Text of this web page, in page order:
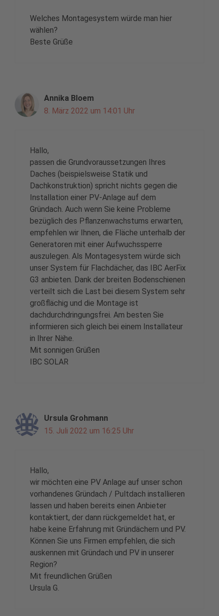
Welches Montagesystem würde man hier
wählen?
Beste Grüße
Annika Bloem
8. März 2022 um 14:01 Uhr
Hallo,
passen die Grundvoraussetzungen Ihres
Daches (beispielsweise Statik und
Dachkonstruktion) spricht nichts gegen die
Installation einer PV-Anlage auf dem
Gründach. Auch wenn Sie keine Probleme
bezüglich des Pflanzenwachstums erwarten,
empfehlen wir Ihnen, die Fläche unterhalb der
Generatoren mit einer Aufwuchssperre
auszulegen. Als Montagesystem würde sich
unser System für Flachdächer, das IBC AerFix
G3 anbieten. Dank der breiten Bodenschienen
verteilt sich die Last bei diesem System sehr
großflächig und die Montage ist
dachdurchdringungsfrei. Am besten Sie
informieren sich gleich bei einem Installateur
in Ihrer Nähe.
Mit sonnigen Grüßen
IBC SOLAR
Ursula Grohmann
15. Juli 2022 um 16:25 Uhr
Hallo,
wir möchten eine PV Anlage auf unser schon
vorhandenes Gründach / Pultdach installieren
lassen und haben bereits einen Anbieter
kontaktiert, der dann rückgemeldet hat, er
habe keine Erfahrung mit Gründächern und PV.
Können Sie uns Firmen empfehlen, die sich
auskennen mit Gründach und PV in unserer
Region?
Mit freundlichen Grüßen
Ursula G.